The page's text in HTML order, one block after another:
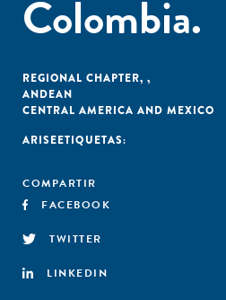
Colombia.
REGIONAL CHAPTER,
ANDEAN
,
CENTRAL AMERICA AND MEXICO
ETIQUETAS:
ARISE
COMPARTIR
FACEBOOK
TWITTER
LINKEDIN